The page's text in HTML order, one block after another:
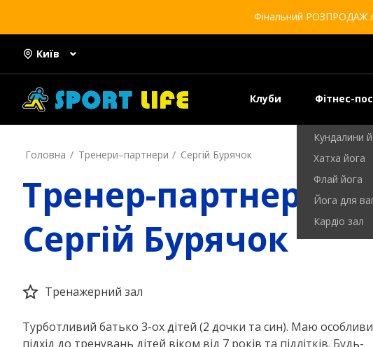
Фінальний РОЗПРОДАЖ
Київ
Клуби Фітнес-
Кікбоксинг
Кікбоксинг
Кундалини
Хатха йога
Флай йога
Йога для
Кардіо зал
Головна Тренери–партнери Сергій Бурячок
Тренер-партнер
Сергій Бурячок
Тренажерний зал
Турботливий батько 3-ох дітей (2 дочки та син). Маю
підхід до тренувань дітей віком від 7 років та підлітків. Будь-